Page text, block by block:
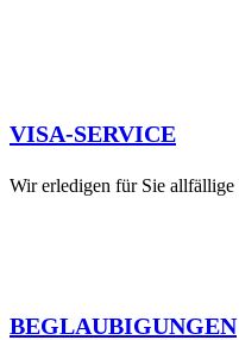
VISA-SERVICE
Wir erledigen für Sie allfällige
BEGLAUBIGUNGEN